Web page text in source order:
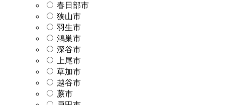
春日部市
狭山市
羽生市
鴻巣市
深谷市
上尾市
草加市
越谷市
蕨市